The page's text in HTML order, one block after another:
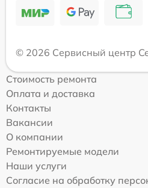
© 2026 Сервисный центр
Стоимость ремонта
Оплата и доставка
Контакты
Вакансии
О компании
Ремонтируемые модели
Наши услуги
Согласие на обработку